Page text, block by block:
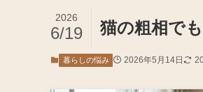
猫の粗相で
2026
6/19
暮らしの悩み 2026年5月14日